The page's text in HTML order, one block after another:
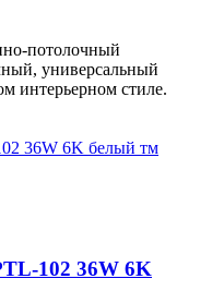
потолочный
универсальный
интерьерном стиле.
102 36W 6K